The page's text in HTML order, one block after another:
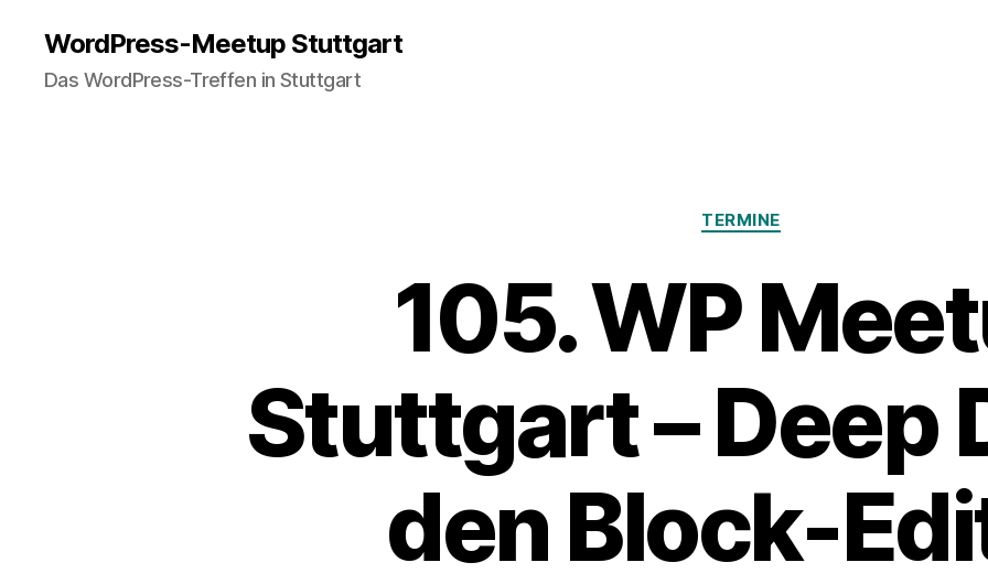
WordPress-Meetup Stuttgart
Das WordPress-Treffen in Stuttgart
Kategorien
TERMINE
105. WP
Stuttgart – Deep
den Block-